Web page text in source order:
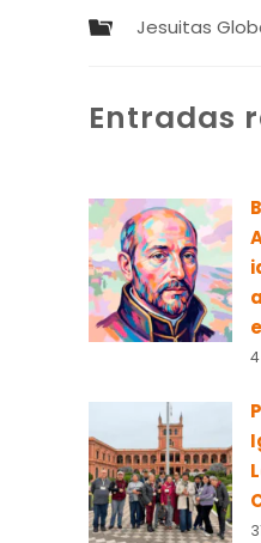
Jesuitas
Entradas